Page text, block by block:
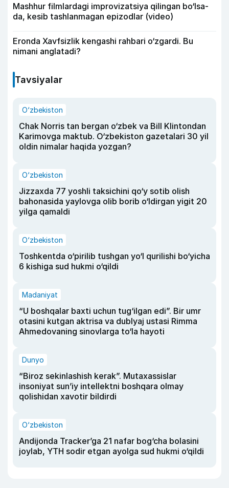
Mashhur filmlardagi improvizatsiya qilingan bo‘lsa-
da, kesib tashlanmagan epizodlar (video)
Eronda Xavfsizlik kengashi rahbari o‘zgardi. Bu
nimani anglatadi?
Tavsiyalar
O‘zbekiston
Chak Norris tan bergan o‘zbek va Bill Klintondan
Karimovga maktub. O‘zbekiston gazetalari 30 yil
oldin nimalar haqida yozgan?
O‘zbekiston
Jizzaxda 77 yoshli taksichini qo‘y sotib olish
bahonasida yaylovga olib borib o‘ldirgan yigit 20
yilga qamaldi
O‘zbekiston
Toshkentda o‘pirilib tushgan yo‘l qurilishi bo‘yicha
6 kishiga sud hukmi o‘qildi
Madaniyat
“U boshqalar baxti uchun tug‘ilgan edi”. Bir umr
otasini kutgan aktrisa va dublyaj ustasi Rimma
Ahmedovaning sinovlarga to‘la hayoti
Dunyo
“Biroz sekinlashish kerak”. Mutaxassislar
insoniyat sun’iy intellektni boshqara olmay
qolishidan xavotir bildirdi
O‘zbekiston
Andijonda Tracker’ga 21 nafar bog‘cha bolasini
joylab, YTH sodir etgan ayolga sud hukmi o‘qildi